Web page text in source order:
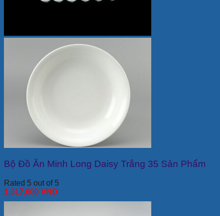
Bộ Đồ Ăn Minh Long Daisy Trắng 35 Sản Phẩm
Rated 5 out of 5
1,317,600 VNĐ